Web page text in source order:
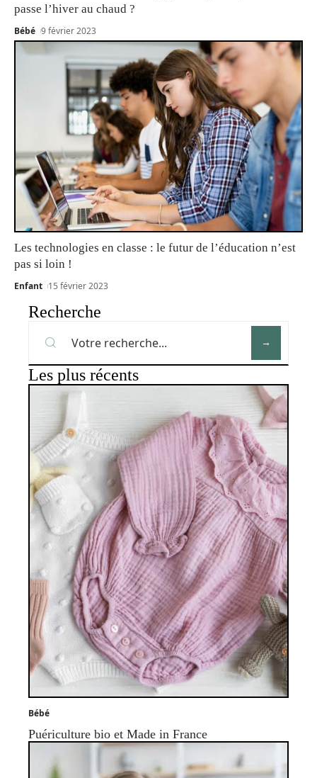
passe l’hiver au chaud ?
Bébé 9 février 2023
Les technologies en classe : le futur de l’éducation n’est
pas si loin !
Enfant 15 février 2023
Recherche
Les plus récents
Bébé
Puériculture bio et Made in France